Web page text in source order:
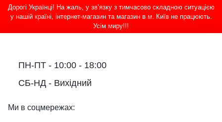
Дорогі Українці! На жаль, у зв’язку з тимчасово складною ситуацією
у нашій країні, інтернет-магазин та магазин в м. Київ не працюють.
Усім миру!!!
ПН-ПТ - 10:00 - 18:00
СБ-НД - Вихідний
Ми в соцмережах: